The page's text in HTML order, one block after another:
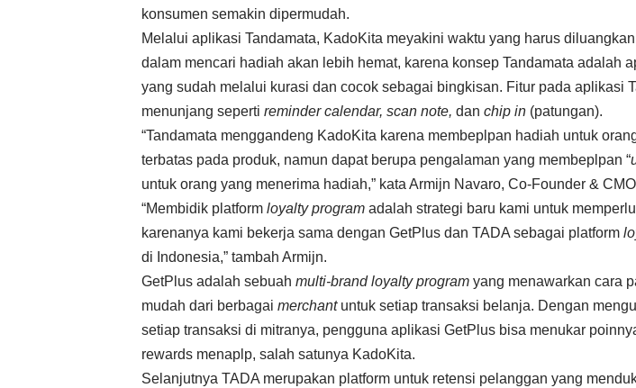
konsumen semakin dipermudah.
Melalui aplikasi Tandamata, KadoKita meyakini waktu yang harus
dalam mencari hadiah akan lebih hemat, karena konsep Tandamata adalah
yang sudah melalui kurasi dan cocok sebagai bingkisan. Fitur pada aplikasi
menunjang seperti reminder calendar, scan note, dan chip in (patungan).
“Tandamata menggandeng KadoKita karena membeplpan hadiah untuk
terbatas pada produk, namun dapat berupa pengalaman yang membeplpan “
untuk orang yang menerima hadiah,” kata Armijn Navaro, Co-Founder &
“Membidik platform loyalty program adalah strategi baru kami untuk
karenanya kami bekerja sama dengan GetPlus dan TADA sebagai platform
di Indonesia,” tambah Armijn.
GetPlus adalah sebuah multi-brand loyalty program yang menawarkan cara
mudah dari berbagai merchantuntuk setiap transaksi belanja. Dengan
setiap transaksi di mitranya, pengguna aplikasi GetPlus bisa menukar
rewards menaplp, salah satunya KadoKita.
Selanjutnya TADA merupakan platform untuk retensi pelanggan yang